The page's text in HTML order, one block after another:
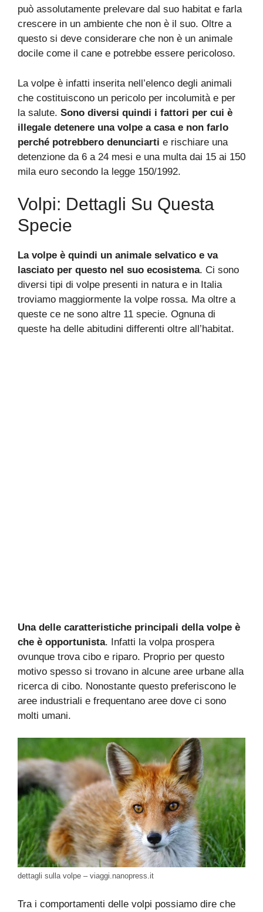
può assolutamente prelevare dal suo habitat e farla
crescere in un ambiente che non è il suo. Oltre a
questo si deve considerare che non è un animale
docile come il cane e potrebbe essere pericoloso.
La volpe è infatti inserita nell’elenco degli animali
che costituiscono un pericolo per incolumità e per
la salute. Sono diversi quindi i fattori per cui è
illegale detenere una volpe a casa e non farlo
perché potrebbero denunciarti e rischiare una
detenzione da 6 a 24 mesi e una multa dai 15 ai 150
mila euro secondo la legge 150/1992.
Volpi: Dettagli Su Questa
Specie
La volpe è quindi un animale selvatico e va
lasciato per questo nel suo ecosistema. Ci sono
diversi tipi di volpe presenti in natura e in Italia
troviamo maggiormente la volpe rossa. Ma oltre a
queste ce ne sono altre 11 specie. Ognuna di
queste ha delle abitudini differenti oltre all’habitat.
Una delle caratteristiche principali della volpe è
che è opportunista. Infatti la volpa prospera
ovunque trova cibo e riparo. Proprio per questo
motivo spesso si trovano in alcune aree urbane alla
ricerca di cibo. Nonostante questo preferiscono le
aree industriali e frequentano aree dove ci sono
molti umani.
dettagli sulla volpe – viaggi.nanopress.it
Tra i comportamenti delle volpi possiamo dire che